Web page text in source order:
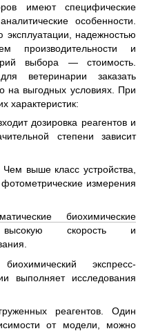
имеют специфические
особенности.
надежностью
производительности и
выбора — стоимость.
ветеринарии заказать
на выгодных условиях. При
характеристик:
дозировка реагентов и
степени зависит
выше класс устройства,
измерения
биохимические
скорость и
экспресс-
выполняет исследования
реагентов. Один
от модели, можно